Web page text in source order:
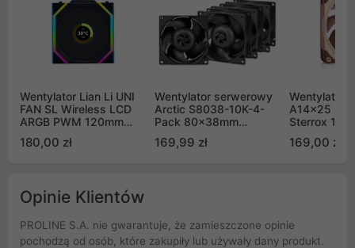
Wentylator Lian Li UNI
FAN SL Wireless LCD
ARGB PWM 120mm
180,00 zł
Wentylator serwerowy
Arctic S8038-10K-4-
Pack 80x38mm
szt.)
169,99 zł
Wentylator
A14x25 G2
Sterrox
169,00 zł
Opinie Klientów
PROLINE S.A. nie gwarantuje, że zamieszczone opinie
pochodzą od osób, które zakupiły lub używały dany produkt.